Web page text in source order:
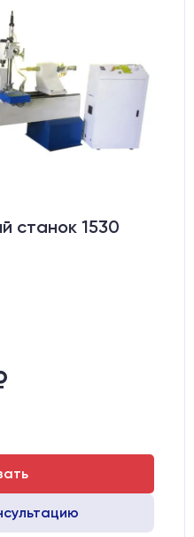
станок 1530